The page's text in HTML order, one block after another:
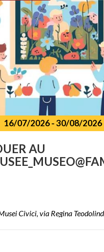
16/07/2026-30/08/2026
AU
Civici,via Regina